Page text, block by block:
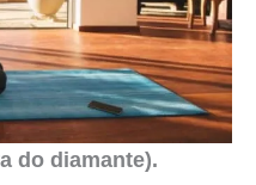
do diamante).